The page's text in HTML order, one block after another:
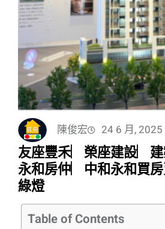
陳俊宏 24 6 月, 2025
友座豐禾︳榮座建設︳
永和房仲︳中和永和買
綠燈
Table of Contents